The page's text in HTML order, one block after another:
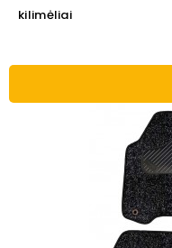
kilimėliai